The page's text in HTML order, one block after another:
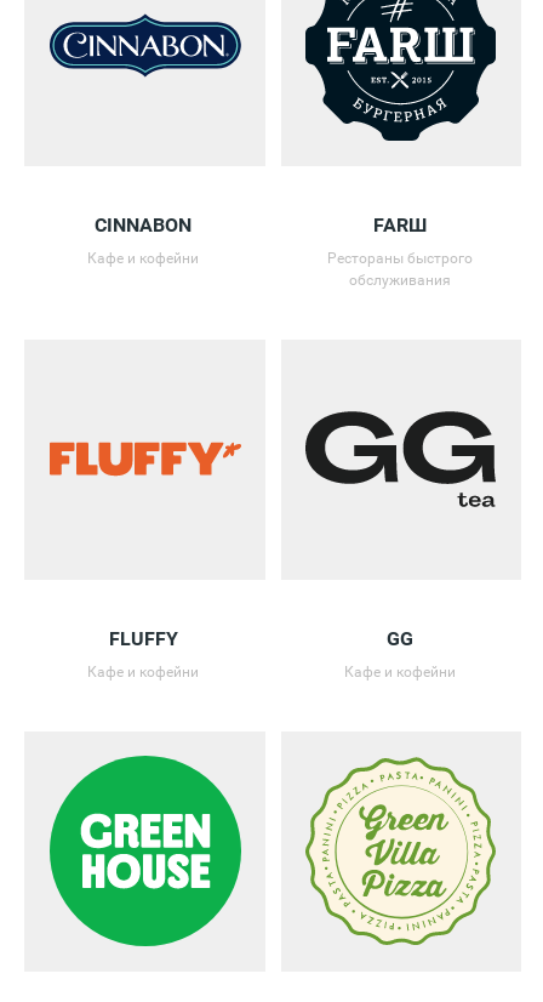
CINNABON
Кафе и кофейни
FARШ
Рестораны быстрого
обслуживания
FLUFFY
Кафе и кофейни
GG
Кафе и кофейни